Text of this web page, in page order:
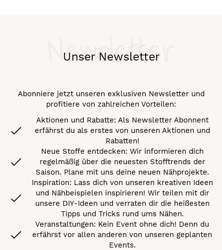
Unser Newsletter
Newsletter
Abonniere jetzt unseren exklusiven Newsletter und
profitiere von zahlreichen Vorteilen:
Aktionen und Rabatte: Als Newsletter Abonnent
erfährst du als erstes von unseren Aktionen und
Rabatten!
Neue Stoffe entdecken: Wir informieren dich
regelmäßig über die neuesten Stofftrends der
Saison. Plane mit uns deine neuen Nähprojekte.
Inspiration: Lass dich von unseren kreativen Ideen
und Nähbeispielen inspirieren! Wir teilen mit dir
unsere DIY-Ideen und verraten dir die heißesten
Tipps und Tricks rund ums Nähen.
Veranstaltungen: Kein Event ohne dich! Denn du
erfährst vor allen anderen von unseren geplanten
Events.